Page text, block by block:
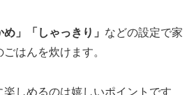
め」「しゃっきり」 などの設定で家
はんを炊けます。
しめるのは嬉しいポイントです